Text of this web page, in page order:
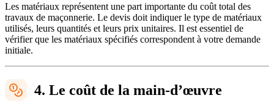
Les matériaux représentent une part importante du coût total des
travaux de maçonnerie. Le devis doit indiquer le type de matériaux
utilisés, leurs quantités et leurs prix unitaires. Il est essentiel de
vérifier que les matériaux spécifiés correspondent à votre demande
initiale.
4. Le coût de la main-d’œuvre